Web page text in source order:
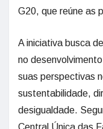
G20, que reúne as
A iniciativa busca
no
suas perspectivas
sustentabilidade,
desigualdade.
Central Única das